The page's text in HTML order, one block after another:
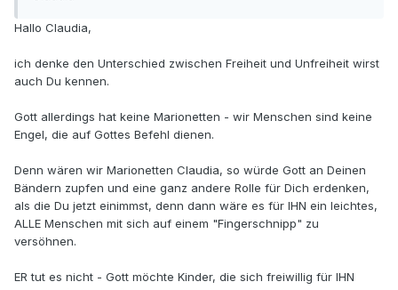
Hallo Claudia,
ich denke den Unterschied zwischen Freiheit und Unfreiheit wirst
auch Du kennen.
Gott allerdings hat keine Marionetten - wir Menschen sind keine
Engel, die auf Gottes Befehl dienen.
Denn wären wir Marionetten Claudia, so würde Gott an Deinen
Bändern zupfen und eine ganz andere Rolle für Dich erdenken,
als die Du jetzt einimmst, denn dann wäre es für IHN ein leichtes,
ALLE Menschen mit sich auf einem "Fingerschnipp" zu
versöhnen.
ER tut es nicht - Gott möchte Kinder, die sich freiwillig für IHN